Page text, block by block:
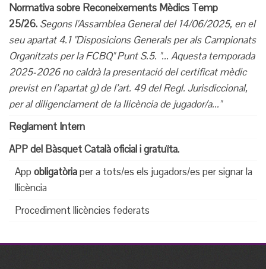
Normativa sobre Reconeixements Mèdics Temp
25/26. Segons l'Assamblea General del 14/06/2025, en el
seu apartat 4.1 "Disposicions Generals per als Campionats
Organitzats per la FCBQ" Punt S.5. "... Aquesta temporada
2025-2026 no caldrà la presentació del certificat mèdic
previst en l’apartat g) de l’art. 49del Regl. Jurisdiccional,
per al diligenciament de la llicència de jugador/a..."
Reglament Intern
APP del Bàsquet Català oficial i gratuïta.
App obligatòriaper a tots/es els jugadors/es per signar la
llicència
Procediment llicències federats